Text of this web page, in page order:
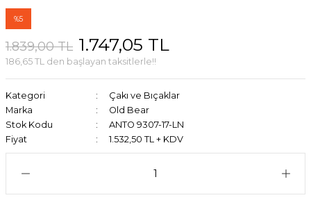
%5
1.839,00 TL 1.747,05 TL
186,65 TL den başlayan taksitlerle!!
Kategori
Çakı ve Bıçaklar
Marka
Old Bear
Stok Kodu
ANTO 9307-17-LN
Fiyat
1.532,50 TL + KDV